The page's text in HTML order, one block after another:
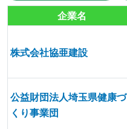
企業名
株式会社協亜建設
公益財団法人埼玉県健康づ
くり事業団